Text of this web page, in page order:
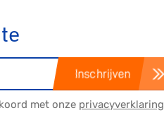
Inschrijven
met onze privacyverklaring